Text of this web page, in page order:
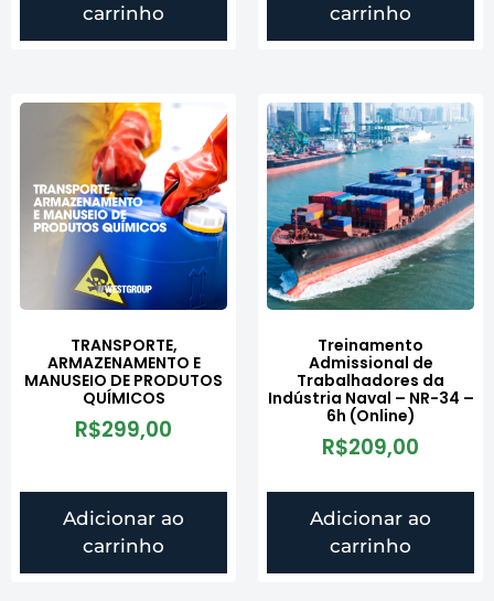
carrinho
carrinho
TRANSPORTE,
ARMAZENAMENTO E
MANUSEIO DE PRODUTOS
QUÍMICOS
R$299,00
Adicionar ao
carrinho
Treinamento
Admissional de
Trabalhadores da
Indústria Naval – NR-34 –
6h (Online)
R$209,00
Adicionar ao
carrinho